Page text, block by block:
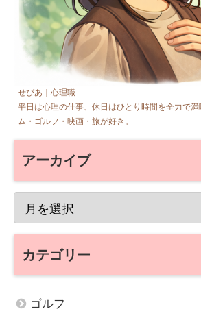
せぴあ｜心理職
平日は心理の仕事、休日はひとり時間を全力で
ム・ゴルフ・映画・旅が好き。
アーカイブ
カテゴリー
ゴルフ